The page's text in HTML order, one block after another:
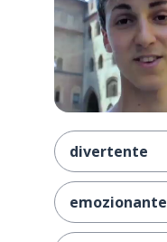
divertente
emozionante